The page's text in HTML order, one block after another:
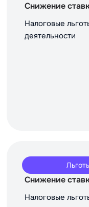
Снижение
Налоговые
деятельности
Снижение
Налоговые